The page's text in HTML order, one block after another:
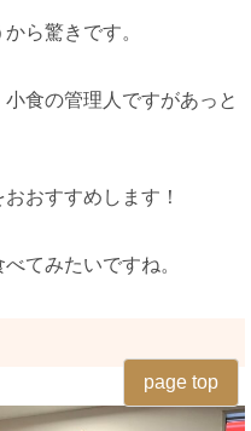
ら驚きです。
食の管理人ですがあっと
おすすめします！
てみたいですね。
page top